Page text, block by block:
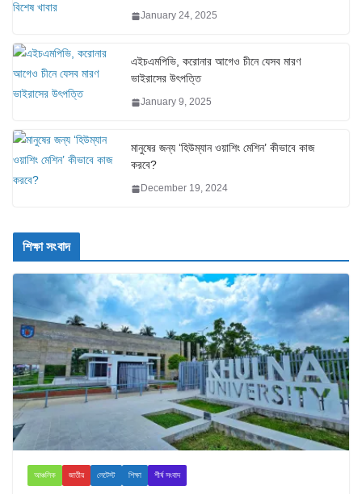
January 24, 2025
এইচএমপিভি, করোনার আগেও চীনে যেসব মারণ
ভাইরাসের উৎপত্তি
January 9, 2025
মানুষের জন্য ‘হিউম্যান ওয়াশিং মেশিন’ কীভাবে কাজ
করবে?
December 19, 2024
শিক্ষা সংবাদ
আঞ্চলিক জাতীয় লেটেস্ট শিক্ষা শীর্ষ সংবাদ